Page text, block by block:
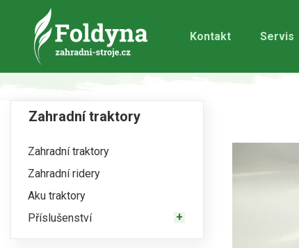
Kontakt Servis
Zahradní traktory
Zahradní traktory
Zahradní ridery
Aku traktory
Příslušenství